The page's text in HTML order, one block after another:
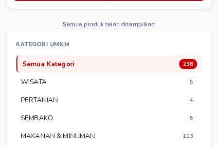
Semua produk telah ditampilkan
KATEGORI UMKM
Semua Kategori 238
WISATA 5
PERTANIAN 4
SEMBAKO 5
MAKANAN & MINUMAN 113